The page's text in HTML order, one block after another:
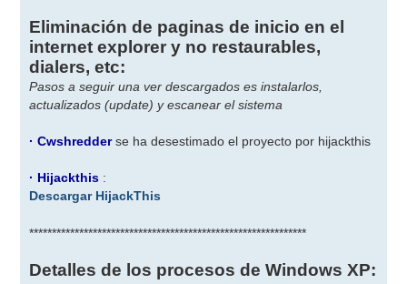
Eliminación de paginas de inicio en el
internet explorer y no restaurables,
dialers, etc:
Pasos a seguir una ver descargados es instalarlos,
actualizados (update) y escanear el sistema
· Cwshredderse ha desestimado el proyecto por hijackthis
· Hijackthis :
Descargar HijackThis
*************************************************************
Detalles de los procesos de Windows XP: